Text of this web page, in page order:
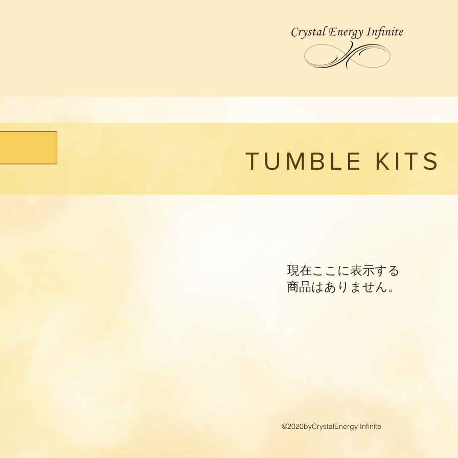
TUMBLE KITS
現在ここに表示する
商品はありません。
©2020byCrystalEnergy Infinite